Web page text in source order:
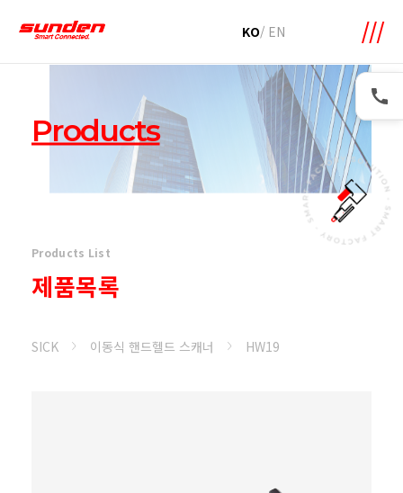
KO/ EN
Products
Products List
제품목록
SICK 이동식 핸드헬드 스캐너 HW19